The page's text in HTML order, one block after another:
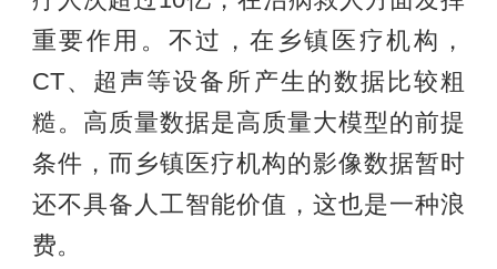
重要作用。不过，在乡镇医疗机构，
CT、超声等设备所产生的数据比较粗
糙。高质量数据是高质量大模型的前提
条件，而乡镇医疗机构的影像数据暂时
还不具备人工智能价值，这也是一种浪
费。